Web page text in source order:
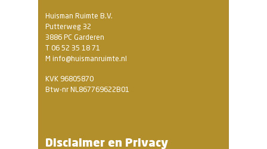
Huisman Ruimte B.V.
Putterweg 32
3886 PC Garderen
T 06 52 35 18 71
M info@huismanruimte.nl
KVK 96805870
Btw-nr NL867769622B01
Disclaimer en Privacy